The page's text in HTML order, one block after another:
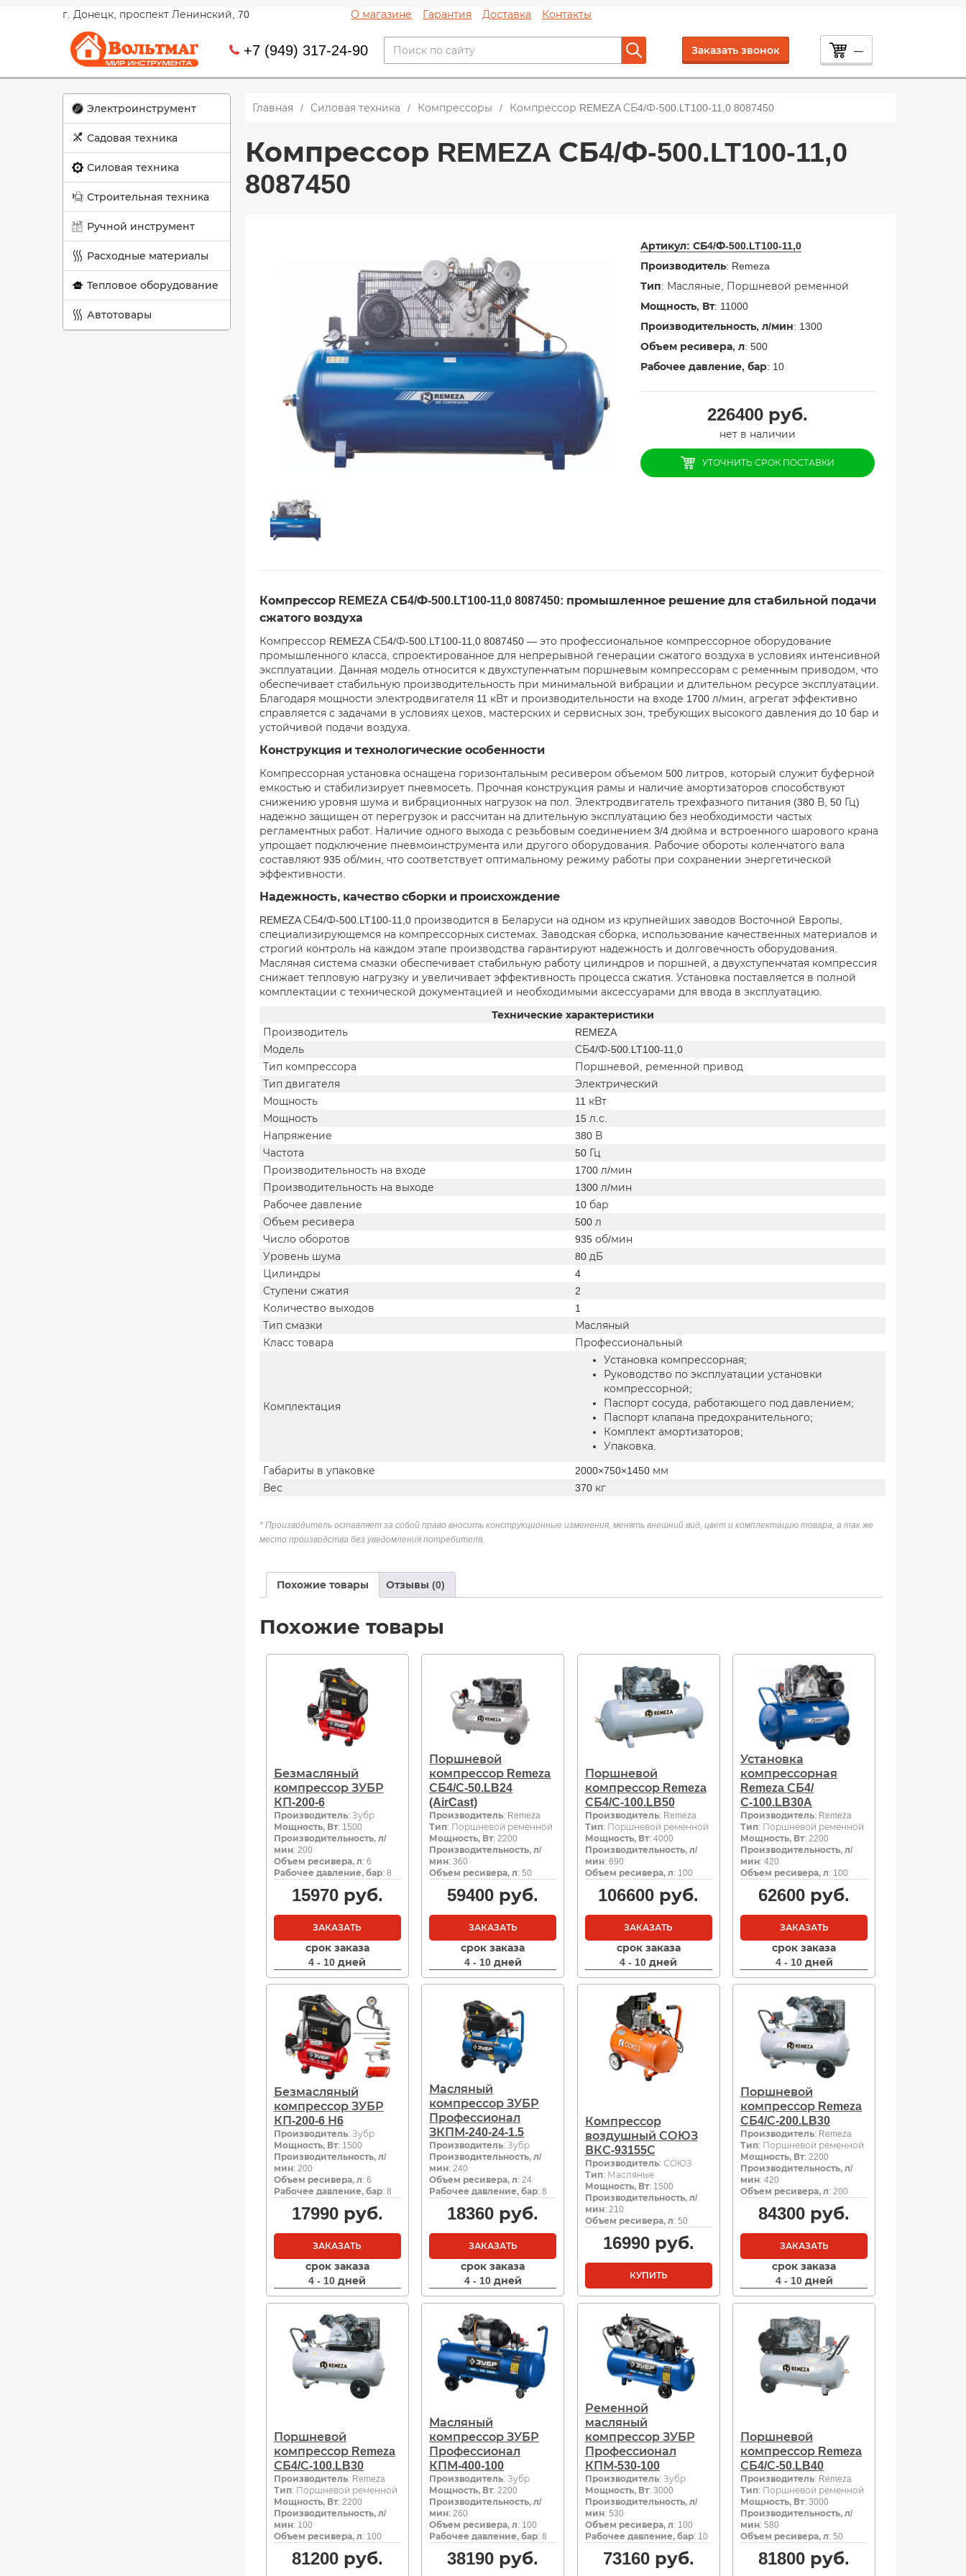
г. Донецк, проспект Ленинский, 70 О магазине Гарантия Доставка Контакты
+7 (949) 317-24-90 Заказать звонок —
Электроинструмент
Садовая техника
Силовая техника
Строительная техника
Ручной инструмент
Расходные материалы
Тепловое оборудование
Автотовары
Главная Силовая техника Компрессоры Компрессор REMEZA СБ4/Ф-500.LT100-11,0 8087450
Компрессор REMEZA СБ4/Ф-500.LT100-11,0
8087450
Артикул: СБ4/Ф-500.LT100-11,0
Производитель: Remeza
Тип: Масляные, Поршневой ременной
Мощность, Вт: 11000
Производительность, л/мин: 1300
Объем ресивера, л: 500
Рабочее давление, бар: 10
226400руб.
нет в наличии
УТОЧНИТЬ СРОК ПОСТАВКИ
Компрессор REMEZA СБ4/Ф-500.LT100-11,0 8087450: промышленное решение для стабильной подачи
сжатого воздуха
Компрессор REMEZA СБ4/Ф-500.LT100-11,0 8087450 — это профессиональное компрессорное оборудование
промышленного класса, спроектированное для непрерывной генерации сжатого воздуха в условиях интенсивной
эксплуатации. Данная модель относится к двухступенчатым поршневым компрессорам с ременным приводом, что
обеспечивает стабильную производительность при минимальной вибрации и длительном ресурсе эксплуатации.
Благодаря мощности электродвигателя 11 кВт и производительности на входе 1700 л/мин, агрегат эффективно
справляется с задачами в условиях цехов, мастерских и сервисных зон, требующих высокого давления до 10 бар и
устойчивой подачи воздуха.
Конструкция и технологические особенности
Компрессорная установка оснащена горизонтальным ресивером объемом 500 литров, который служит буферной
емкостью и стабилизирует пневмосеть. Прочная конструкция рамы и наличие амортизаторов способствуют
снижению уровня шума и вибрационных нагрузок на пол. Электродвигатель трехфазного питания (380 В, 50 Гц)
надежно защищен от перегрузок и рассчитан на длительную эксплуатацию без необходимости частых
регламентных работ. Наличие одного выхода с резьбовым соединением 3/4 дюйма и встроенного шарового крана
упрощает подключение пневмоинструмента или другого оборудования. Рабочие обороты коленчатого вала
составляют 935 об/мин, что соответствует оптимальному режиму работы при сохранении энергетической
эффективности.
Надежность, качество сборки и происхождение
REMEZA СБ4/Ф-500.LT100-11,0 производится в Беларуси на одном из крупнейших заводов Восточной Европы,
специализирующемся на компрессорных системах. Заводская сборка, использование качественных материалов и
строгий контроль на каждом этапе производства гарантируют надежность и долговечность оборудования.
Масляная система смазки обеспечивает стабильную работу цилиндров и поршней, а двухступенчатая компрессия
снижает тепловую нагрузку и увеличивает эффективность процесса сжатия. Установка поставляется в полной
комплектации с технической документацией и необходимыми аксессуарами для ввода в эксплуатацию.
Технические характеристики
Производитель
REMEZA
Модель
СБ4/Ф-500.LT100-11,0
Тип компрессора
Поршневой, ременной привод
Тип двигателя
Электрический
Мощность
11 кВт
Мощность
15 л.с.
Напряжение
380 В
Частота
50 Гц
Производительность на входе
1700 л/мин
Производительность на выходе
1300 л/мин
Рабочее давление
10 бар
Объем ресивера
500 л
Число оборотов
935 об/мин
Уровень шума
80 дБ
Цилиндры
4
Ступени сжатия
2
Количество выходов
1
Тип смазки
Масляный
Класс товара
Профессиональный
Комплектация
Установка компрессорная;
Руководство по эксплуатации установки
компрессорной;
Паспорт сосуда, работающего под давлением;
Паспорт клапана предохранительного;
Комплект амортизаторов;
Упаковка.
Габариты в упаковке
2000×750×1450 мм
Вес
370 кг
* Производитель оставляет за собой право вносить конструкционные изменения, менять внешний вид, цвет и комплектацию товара, а так же
место производства без уведомления потребителя.
Похожие товары Отзывы (0)
Похожие товары
Безмасляный
компрессор ЗУБР
КП-200-6
Производитель: Зубр
Мощность, Вт: 1500
Производительность, л/
мин: 200
Объем ресивера, л: 6
Рабочее давление, бар: 8
15970руб.
ЗАКАЗАТЬ
срок заказа
4 - 10 дней
Поршневой
компрессор Remeza
СБ4/С-50.LB24
(AirCast)
Производитель: Remeza
Тип: Поршневой ременной
Мощность, Вт: 2200
Производительность, л/
мин: 360
Объем ресивера, л: 50
59400 руб.
ЗАКАЗАТЬ
срок заказа
4 - 10 дней
Поршневой
компрессор Remeza
СБ4/С-100.LB50
Производитель: Remeza
Тип: Поршневой ременной
Мощность, Вт: 4000
Производительность, л/
мин: 690
Объем ресивера, л: 100
106600 руб.
ЗАКАЗАТЬ
срок заказа
4 - 10 дней
Установка
компрессорная
Remeza СБ4/
С-100.LB30A
Производитель: Remeza
Тип: Поршневой ременной
Мощность, Вт: 2200
Производительность, л/
мин: 420
Объем ресивера, л: 100
62600 руб.
ЗАКАЗАТЬ
срок заказа
4 - 10 дней
Безмасляный
компрессор ЗУБР
КП-200-6 Н6
Производитель: Зубр
Мощность, Вт: 1500
Производительность, л/
мин: 200
Объем ресивера, л: 6
Рабочее давление, бар: 8
17990руб.
ЗАКАЗАТЬ
срок заказа
4 - 10 дней
Масляный
компрессор ЗУБР
Профессионал
ЗКПМ-240-24-1.5
Производитель: Зубр
Производительность, л/
мин: 240
Объем ресивера, л: 24
Рабочее давление, бар: 8
18360 руб.
ЗАКАЗАТЬ
срок заказа
4 - 10 дней
Компрессор
воздушный СОЮЗ
ВКС-93155С
Производитель: СОЮЗ
Тип: Масляные
Мощность, Вт: 1500
Производительность, л/
мин: 210
Объем ресивера, л: 50
16990руб.
КУПИТЬ
Поршневой
компрессор Remeza
СБ4/С-200.LB30
Производитель: Remeza
Тип: Поршневой ременной
Мощность, Вт: 2200
Производительность, л/
мин: 420
Объем ресивера, л: 200
84300 руб.
ЗАКАЗАТЬ
срок заказа
4 - 10 дней
Поршневой
компрессор Remeza
СБ4/С-100.LB30
Производитель: Remeza
Тип: Поршневой ременной
Мощность, Вт: 2200
Производительность, л/
мин: 100
Объем ресивера, л: 100
81200руб.
Масляный
компрессор ЗУБР
Профессионал
КПМ-400-100
Производитель: Зубр
Мощность, Вт: 2200
Производительность, л/
мин: 260
Объем ресивера, л: 100
Рабочее давление, бар: 8
38190 руб.
Ременной
масляный
компрессор ЗУБР
Профессионал
КПМ-530-100
Производитель: Зубр
Мощность, Вт: 3000
Производительность, л/
мин: 530
Объем ресивера, л: 100
Рабочее давление, бар: 10
73160руб.
Поршневой
компрессор Remeza
СБ4/С-50.LB40
Производитель: Remeza
Тип: Поршневой ременной
Мощность, Вт: 3000
Производительность, л/
мин: 580
Объем ресивера, л: 50
81800 руб.